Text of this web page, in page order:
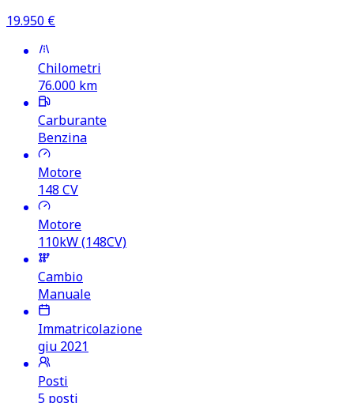
19.950 €
Chilometri
76.000 km
Carburante
Benzina
Motore
148 CV
Motore
110kW (148CV)
Cambio
Manuale
Immatricolazione
giu 2021
Posti
5 posti